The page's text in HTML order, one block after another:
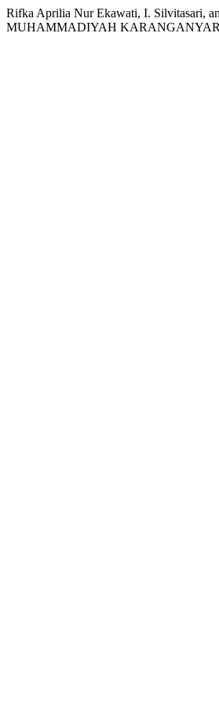
Rifka Aprilia Nur Ekawati, I. Silvitasari,
MUHAMMADIYAH